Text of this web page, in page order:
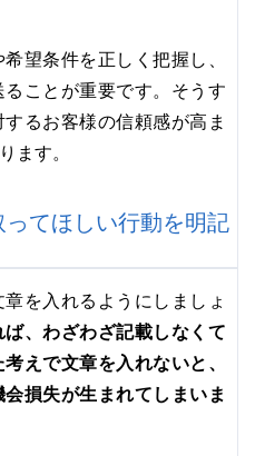
望条件を正しく把握し、
ことが重要です。そうす
るお客様の信頼感が高ま
ます。
てほしい行動を明記
を入れるようにしましょ
ば、わざわざ記載しなくて
えで文章を入れないと、
損失が生まれてしまいま